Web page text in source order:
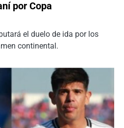
por Copa
el duelo de ida por los
continental.